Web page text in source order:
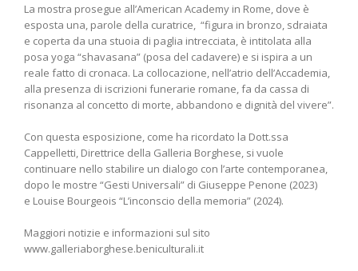
La mostra prosegue all’American Academy in Rome, dove è
esposta una, parole della curatrice, “figura in bronzo, sdraiata
e coperta da una stuoia di paglia intrecciata, è intitolata alla
posa yoga “shavasana” (posa del cadavere) e si ispira a un
reale fatto di cronaca. La collocazione, nell’atrio dell’Accademia,
alla presenza di iscrizioni funerarie romane, fa da cassa di
risonanza al concetto di morte, abbandono e dignità del vivere”.
Con questa esposizione, come ha ricordato la Dott.ssa
Cappelletti, Direttrice della Galleria Borghese, si vuole
continuare nello stabilire un dialogo con l’arte contemporanea,
dopo le mostre “Gesti Universali” di Giuseppe Penone (2023)
e Louise Bourgeois “L’inconscio della memoria” (2024).
Maggiori notizie e informazioni sul sito
www.galleriaborghese.beniculturali.it